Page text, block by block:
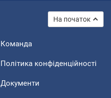
На початок
Команда
Політика конфіденційності
Документи